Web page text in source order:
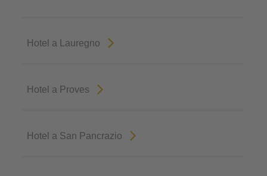
Hotel a Lauregno
Hotel a Proves
Hotel a San Pancrazio